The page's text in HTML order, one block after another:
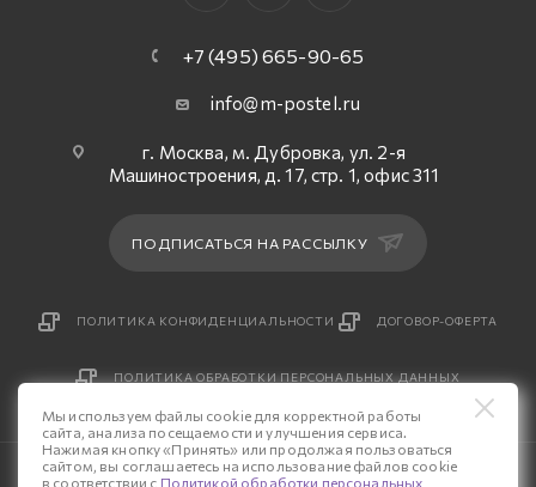
+7 (495) 665-90-65
info@m-postel.ru
г. Москва, м. Дубровка, ул. 2-я
Машиностроения, д. 17, стр. 1, офис 311
ПОДПИСАТЬСЯ НА РАССЫЛКУ
ПОЛИТИКА КОНФИДЕНЦИАЛЬНОСТИ ДОГОВОР-ОФЕРТА
ПОЛИТИКА ОБРАБОТКИ ПЕРСОНАЛЬНЫХ ДАННЫХ
Мы используем файлы cookie для корректной работы
сайта, анализа посещаемости и улучшения сервиса.
Нажимая кнопку «Принять» или продолжая пользоваться
сайтом, вы соглашаетесь на использование файлов cookie
в соответствии с Политикой обработки персональных